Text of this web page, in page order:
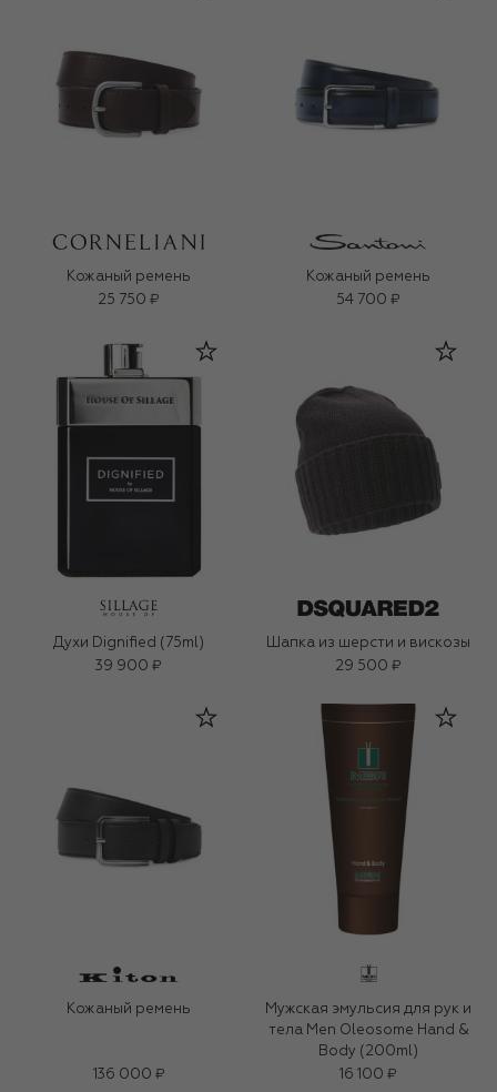
Кожаный ремень
25 750 ₽
Кожаный ремень
54 700 ₽
Духи Dignified (75ml)
39 900 ₽
Шапка из шерсти и вискозы
29 500 ₽
Кожаный ремень
136 000 ₽
Мужская эмульсия для рук и
тела Men Oleosome Hand &
Body (200ml)
16 100 ₽